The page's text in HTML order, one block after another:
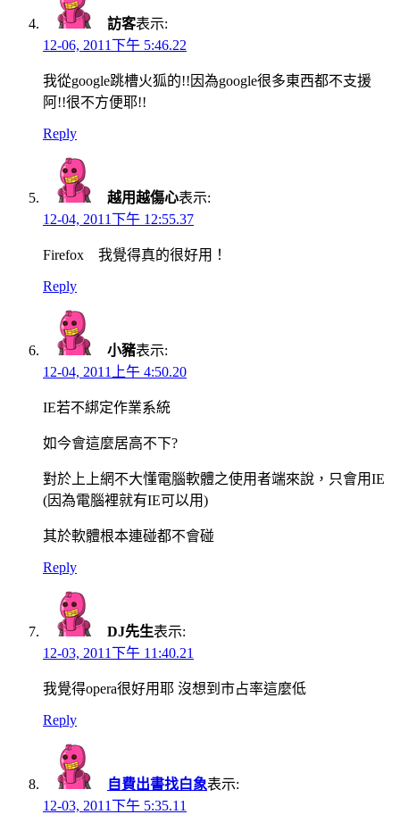
訪客表示:
12-06, 2011下午 5:46.22
我從google跳槽火狐的!!因為google很多東西都不支援
阿!!很不方便耶!!
Reply
越用越傷心表示:
12-04, 2011下午 12:55.37
Firefox 我覺得真的很好用！
Reply
小豬表示:
12-04, 2011上午 4:50.20
IE若不綁定作業系統
如今會這麼居高不下?
對於上上網不大懂電腦軟體之使用者端來說，只會用IE
(因為電腦裡就有IE可以用)
其於軟體根本連碰都不會碰
Reply
DJ先生表示:
12-03, 2011下午 11:40.21
我覺得opera很好用耶 沒想到市占率這麼低
Reply
自費出書找白象表示:
12-03, 2011下午 5:35.11